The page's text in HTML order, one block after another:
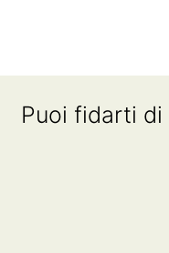
Puoi fidarti di